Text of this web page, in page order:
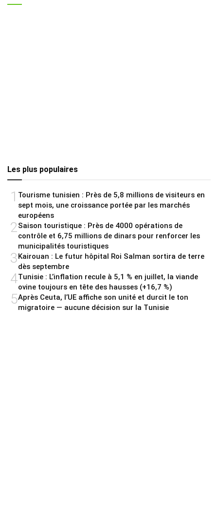
Les plus populaires
1 Tourisme tunisien : Près de 5,8 millions de visiteurs en
sept mois, une croissance portée par les marchés
européens
2Saison touristique : Près de 4000 opérations de
contrôle et 6,75 millions de dinars pour renforcer les
municipalités touristiques
3 Kairouan : Le futur hôpital Roi Salman sortira de terre
dès septembre
4Tunisie : L’inflation recule à 5,1 % en juillet, la viande
ovine toujours en tête des hausses (+16,7 %)
5Après Ceuta, l’UE affiche son unité et durcit le ton
migratoire — aucune décision sur la Tunisie